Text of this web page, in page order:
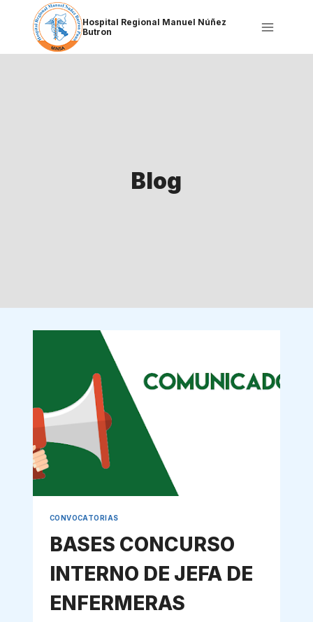
contenido
Hospital Regional Manuel Núñez
Butron
Blog
CONVOCATORIAS
BASES CONCURSO
INTERNO DE JEFA DE
ENFERMERAS